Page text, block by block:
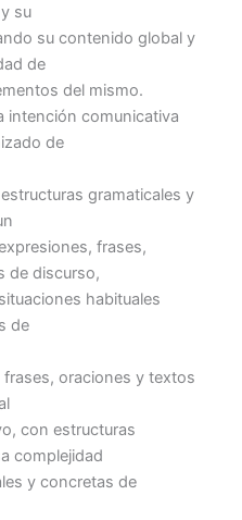
su
su contenido global y
de
del mismo.
intención comunicativa
de
gramaticales y
frases,
de discurso,
habituales
de
oraciones y textos
con estructuras
complejidad
y concretas de